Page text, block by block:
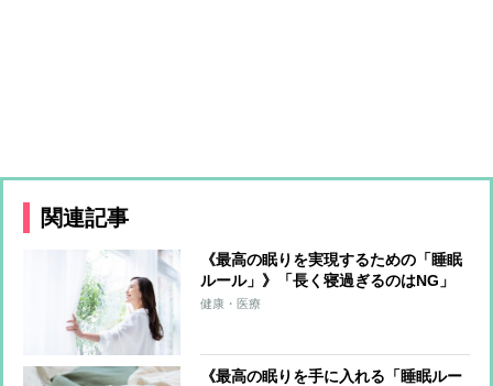
関連記事
《最高の眠りを実現するための「睡眠
ルール」》「長く寝過ぎるのはNG」
「夕食は就寝の2〜3時間前」「入浴は
健康・医療
《最高の眠りを手に入れる「睡眠ルー